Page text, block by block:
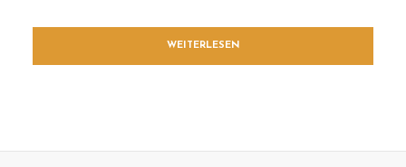
WEITERLESEN